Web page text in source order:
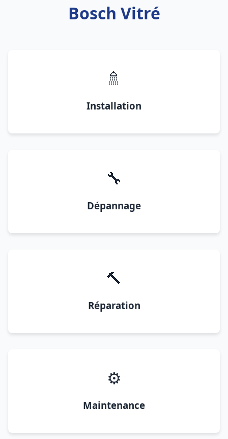
Bosch Vitré
🚿
Installation
🔧
Dépannage
🔨
Réparation
⚙️
Maintenance